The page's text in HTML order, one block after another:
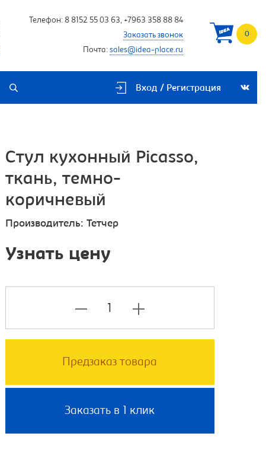
Телефон: 8 8152 55 03 63, +7963 358 88 84
Заказать звонок
Почта: sales@idea-place.ru
0
Вход / Регистрация
Стул кухонный Picasso,
ткань, темно-
коричневый
Производитель: Тетчер
Узнать цену
Предзаказ товара
Заказать в 1 клик